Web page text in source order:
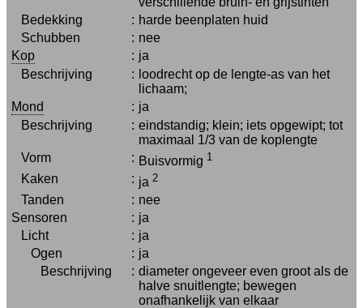
Bedekking
: harde beenplaten huid
Schubben
: nee
Kop
: ja
Beschrijving
: loodrecht op de lengte-as van het
lichaam;
Mond
: ja
Beschrijving
: eindstandig; klein; iets opgewipt; tot
maximaal 1/3 van de koplengte
Vorm
: Buisvormig 1
Kaken : ja 2
Tanden : nee
Sensoren
: ja
Licht
: ja
Ogen
: ja
Beschrijving
: diameter ongeveer even groot als de
halve snuitlengte; bewegen
onafhankelijk van elkaar